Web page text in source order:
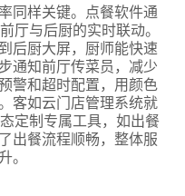
同样关键。点餐软件通
厅与后厨的实时联动。
后厨大屏，厨师能快速
通知前厅传菜员，减少
警和超时配置，用颜色
客如云门店管理系统就
定制专属工具，如出餐
出餐流程顺畅，整体服
。